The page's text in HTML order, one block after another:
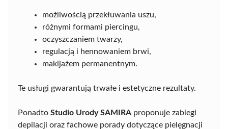
możliwością przekłuwania uszu,
różnymi formami piercingu,
oczyszczaniem twarzy,
regulacją i hennowaniem brwi,
makijażem permanentnym.
Te usługi gwarantują trwałe i estetyczne rezultaty.
Ponadto Studio Urody SAMIRA proponuje zabiegi
depilacji oraz fachowe porady dotyczące pielęgnacji